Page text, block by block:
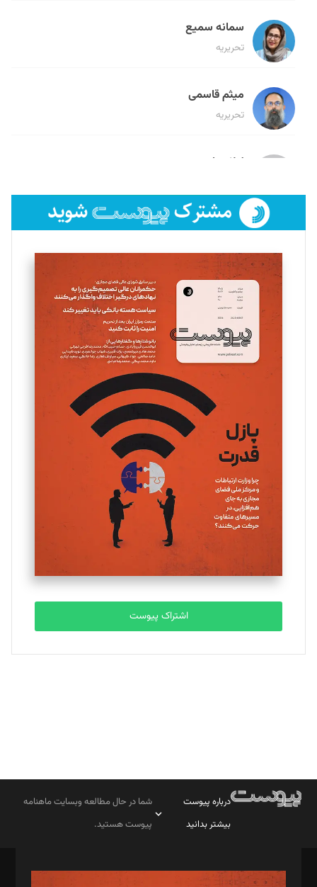
سمانه سمیع
تحریریه
میثم قاسمی
تحریریه
لیلا حنارود
فائزه فتحی رستمی
تحریریه
سروش کرمیان
تحریریه
مینا پاکدل
یسنا امان‌پور
تحریریه
ملینا جعفری
تحریریه
مصطفی مسجدی آرانی
تحریریه
بابک نقاش
تحریریه
اشتراک پیوست
درباره پیوست
بیشتر بدانید
شما در حال مطالعه وبسایت ماهنامه
پیوست هستید.
مدیر مسئول: محمدباقر اثنی‌عشری